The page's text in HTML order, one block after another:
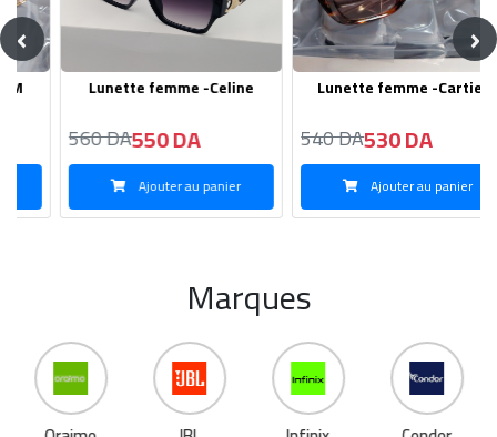
Lunette femme -Cartier
540 DA530 DA
Ajouter au panier
Lunette Homme -DITA
590 DA580 DA
Ajouter au panier
‹ ›
Marques